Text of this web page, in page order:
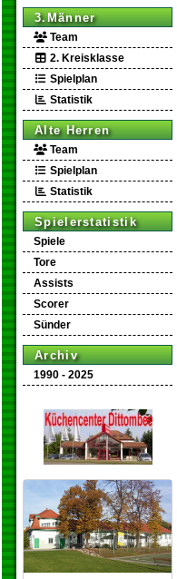
3.Männer
Team
2. Kreisklasse
Spielplan
Statistik
Alte Herren
Team
Spielplan
Statistik
Spielerstatistik
Spiele
Tore
Assists
Scorer
Sünder
Archiv
1990 - 2025